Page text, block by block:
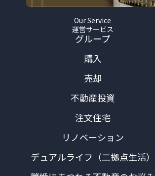
Our Service
運営サービス
グループ
購入
売却
不動産投資
注文住宅
リノベーション
デュアルライフ（二拠点生活）